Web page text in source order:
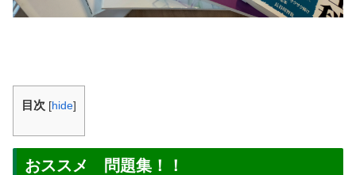
目次 [hide]
おススメ 問題集！！